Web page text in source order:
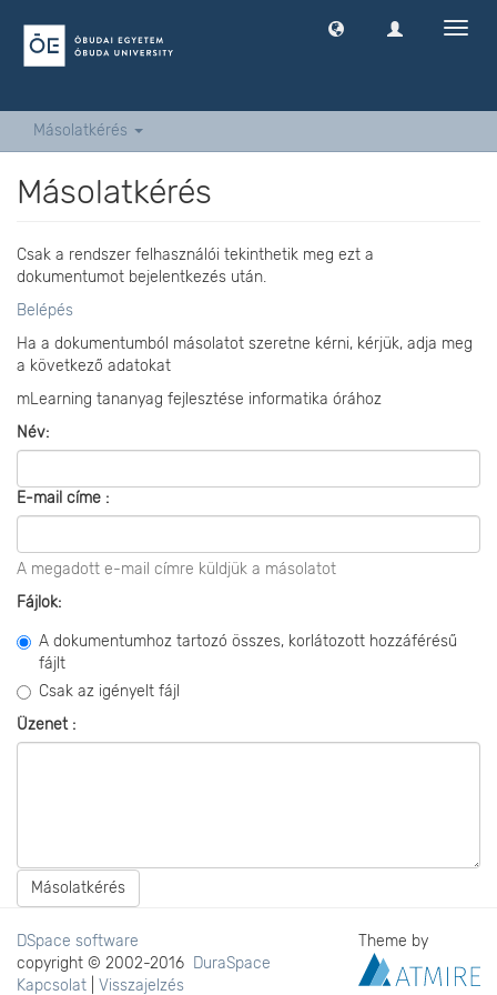
Másolatkérés
Másolatkérés
Csak a rendszer felhasználói tekinthetik meg ezt a
dokumentumot bejelentkezés után.
Belépés
Ha a dokumentumból másolatot szeretne kérni, kérjük, adja meg
a következő adatokat
mLearning tananyag fejlesztése informatika órához
Név:
E-mail címe :
A megadott e-mail címre küldjük a másolatot
Fájlok:
A dokumentumhoz tartozó összes, korlátozott hozzáférésű
fájlt
Csak az igényelt fájl
Üzenet :
Másolatkérés
DSpace software
copyright © 2002-2016 DuraSpace
Kapcsolat
Visszajelzés
Theme by